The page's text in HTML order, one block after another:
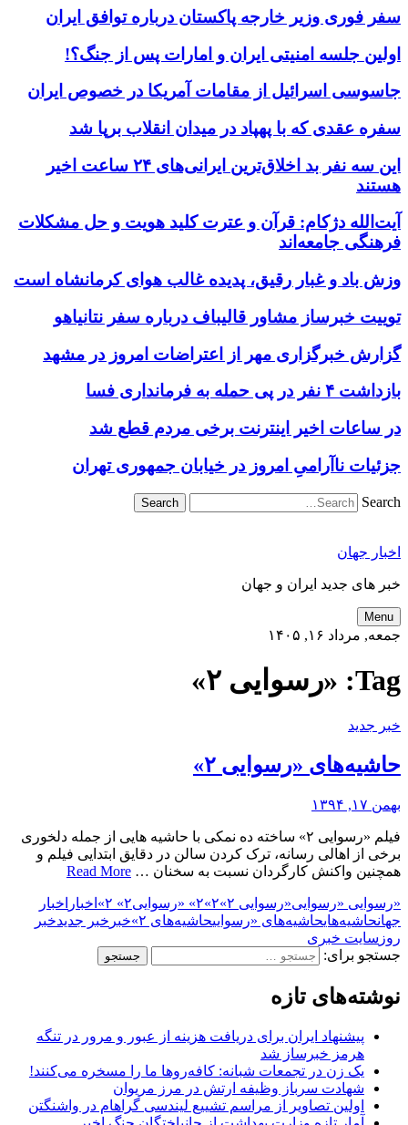
سفر فوری وزیر خارجه پاکستان درباره توافق ایران
اولین جلسه امنیتی ایران و امارات پس از جنگ؟!
جاسوسی اسرائیل از مقامات آمریکا در خصوص ایران
سفره عقدی که با پهپاد در میدان انقلاب برپا شد
این سه نفر بد اخلاق‌ترین ایرانی‌های ۲۴ ساعت اخیر
هستند
آیت‌الله دژکام: قرآن و عترت کلید هویت و حل مشکلات
فرهنگی جامعه‌اند
وزش باد و غبار رقیق، پدیده غالب هوای کرمانشاه است
توییت خبرساز مشاور قالیباف درباره سفر نتانیاهو
گزارش خبرگزاری مهر از اعتراضات امروز در مشهد
بازداشت ۴ نفر در پی حمله به فرمانداری فسا
در ساعات اخیر اینترنت برخی مردم قطع شد
جزئیات ناآرامیِ امروز در خیابان جمهوری تهران
Search
اخبار جهان
خبر های جدید ایران و جهان
Menu
جمعه, مرداد ۱۶, ۱۴۰۵
Tag: «رسوایی ۲»
خبر جدید
حاشیه‌های «رسوایی ۲»
بهمن ۱۷, ۱۳۹۴
فیلم «رسوایی ۲» ساخته ده نمکی با حاشیه هایی از جمله دلخوری
برخی از اهالی رسانه، ترک کردن سالن در دقایق ابتدایی فیلم و
همچنین واکنش کارگردان نسبت به سخنان … Read More
«رسوایی «رسوایی«رسوایی ۲» ۲» ۲» «رسوایی ۲» ۲» اخبار اخبار
جهانحاشیه‌هایحاشیه‌های «رسواییحاشیه‌های ۲» خبر خبر جدیدخبر
روز سایت خبری
جستجو برای:
نوشته‌های تازه
پیشنهاد ایران برای دریافت هزینه از عبور و مرور در تنگه
هرمز خبرساز شد
یک زن در تجمعات شبانه: کافه‌روها ما را مسخره می‌کنند!
شهادت سرباز وظیفه ارتش در مرز مریوان
اولین تصاویر از مراسم تشییع لیندسی گراهام در واشنگتن